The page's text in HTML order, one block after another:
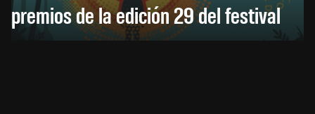
premios de la edición 29 del festival